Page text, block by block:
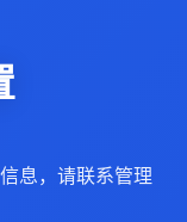
息，请联系管理